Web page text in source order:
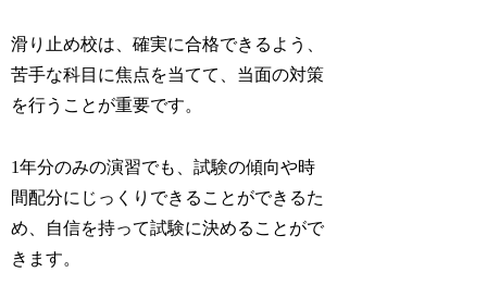
滑り止め校は、確実に合格できるよう、
苦手な科目に焦点を当てて、当面の対策
を行うことが重要です。
1年分のみの演習でも、試験の傾向や時
間配分にじっくりできることができるた
め、自信を持って試験に決めることがで
きます。